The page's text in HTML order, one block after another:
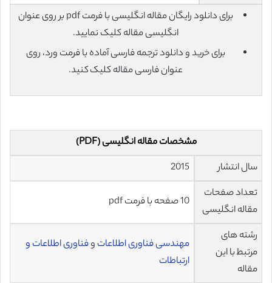
برای دانلود رایگان مقاله انگلیسی با فرمت pdf بر روی عنوان
انگلیسی مقاله کلیک نمایید.
برای خرید و دانلود ترجمه فارسی آماده با فرمت ورد، روی
عنوان فارسی مقاله کلیک کنید.
مشخصات مقاله انگلیسی (PDF)
سال انتشار
2015
تعداد صفحات
مقاله انگلیسی
10 صفحه با فرمت pdf
رشته های
مرتبط با این
مقاله
مهندسی فناوری اطلاعات وفناوری اطلاعات و
ارتباطات